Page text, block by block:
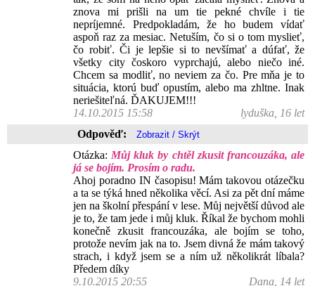
znova mi prišli na um tie pekné chvíle i tie
nepríjemné. Predpokladám, že ho budem vídať
aspoň raz za mesiac. Netuším, čo si o tom myslieť,
čo robiť. Či je lepšie si to nevšímať a dúfať, že
všetky city čoskoro vyprchajú, alebo niečo iné.
Chcem sa modliť, no neviem za čo. Pre mňa je to
situácia, ktorú buď opustím, alebo ma zhltne. Inak
neriešiteľná. ĎAKUJEM!!!
14.10.2015 15:58
lyduška, 16 let
Odpověď:
Otázka: Můj kluk by chtěl zkusit francouzáka, ale
já se bojím. Prosím o radu.
Ahoj poradno IN časopisu! Mám takovou otázečku
a ta se týká hned několika věcí. Asi za pět dní máme
jen na školní přespání v lese. Můj největší důvod ale
je to, že tam jede i můj kluk. Říkal že bychom mohli
konečně zkusit francouzáka, ale bojím se toho,
protože nevím jak na to. Jsem divná že mám takový
strach, i když jsem se a ním už několikrát líbala?
Předem díky
9.10.2015 20:55
Dana, 14 let